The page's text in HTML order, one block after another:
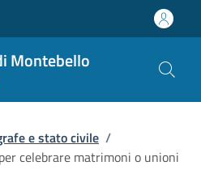
Montebello
e stato civile /
celebrare matrimoni o unioni